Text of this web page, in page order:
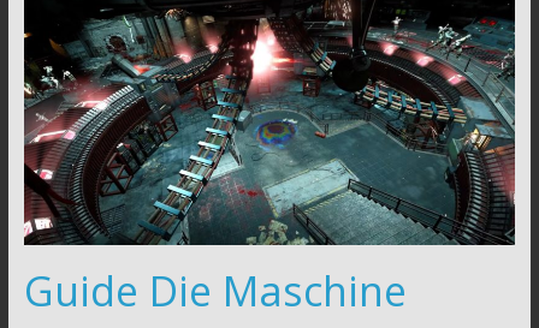
Guide Die Maschine